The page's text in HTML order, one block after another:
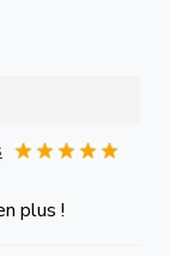
plus !